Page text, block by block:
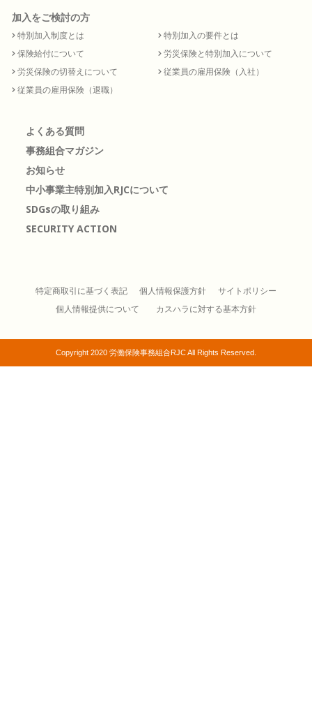
加入をご検討の方
特別加入制度とは
特別加入の要件とは
保険給付について
労災保険と特別加入について
労災保険の切替えについて
従業員の雇用保険（入社）
従業員の雇用保険（退職）
よくある質問
事務組合マガジン
お知らせ
中小事業主特別加入RJCについて
SDGsの取り組み
SECURITY ACTION
特定商取引に基づく表記 個人情報保護方針
サイトポリシー
個人情報提供について
カスハラに対する基本方針
Copyright 2020 労働保険事務組合RJC All Rights Reserved.